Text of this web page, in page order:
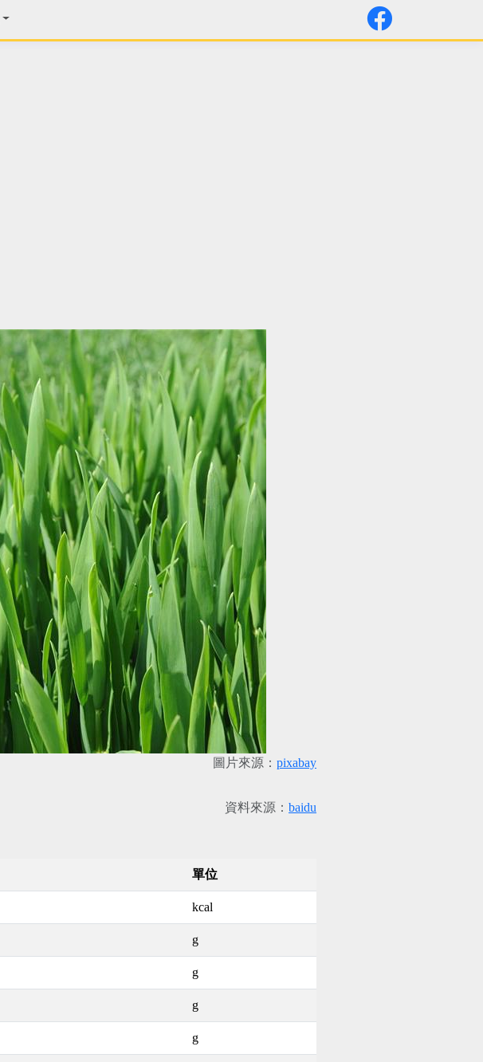
圖片來源： pixabay
資料來源： baidu
單位
kcal
g
g
g
g